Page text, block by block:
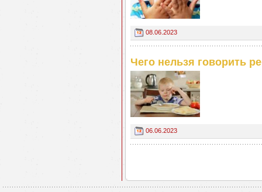
08.06.2023
Чего нельзя говорить
06.06.2023